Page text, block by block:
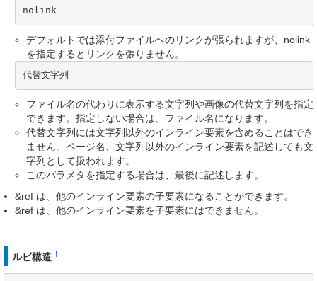
nolink
デフォルトでは添付ファイルへのリンクが張られますが、nolink
を指定するとリンクを張りません。
代替文字列
ファイル名の代わりに表示する文字列や画像の代替文字列を指定
できます。指定しない場合は、ファイル名になります。
代替文字列には文字列以外のインライン要素を含めることはでき
ません。ページ名、文字列以外のインライン要素を記述しても文
字列として扱われます。
このパラメタを指定する場合は、最後に記述します。
&ref は、他のインライン要素の子要素になることができます。
&ref は、他のインライン要素を子要素にはできません。
ルビ構造 †